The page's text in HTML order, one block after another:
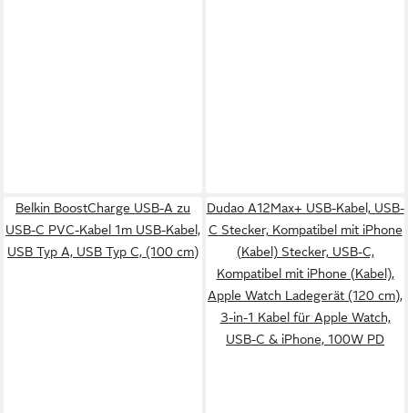
Belkin BoostCharge USB-A zu
USB-C PVC-Kabel 1m USB-Kabel,
USB Typ A, USB Typ C, (100 cm)
Dudao A12Max+ USB-Kabel, USB-
C Stecker, Kompatibel mit iPhone
(Kabel) Stecker, USB-C,
Kompatibel mit iPhone (Kabel),
Apple Watch Ladegerät (120 cm),
3-in-1 Kabel für Apple Watch,
USB-C & iPhone, 100W PD